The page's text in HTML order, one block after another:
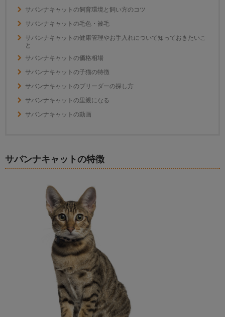
サバンナキャットの飼育環境と飼い方のコツ
サバンナキャットの毛色・被毛
サバンナキャットの健康管理やお手入れについて知っておきたいこ
と
サバンナキャットの価格相場
サバンナキャットの子猫の特徴
サバンナキャットのブリーダーの探し方
サバンナキャットの里親になる
サバンナキャットの動画
サバンナキャットの特徴